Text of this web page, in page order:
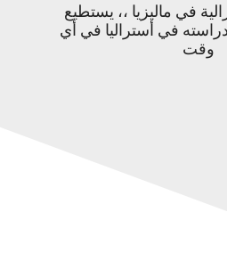
في ماليزيا ،، يستطيع
في أستراليا في أي
وقت